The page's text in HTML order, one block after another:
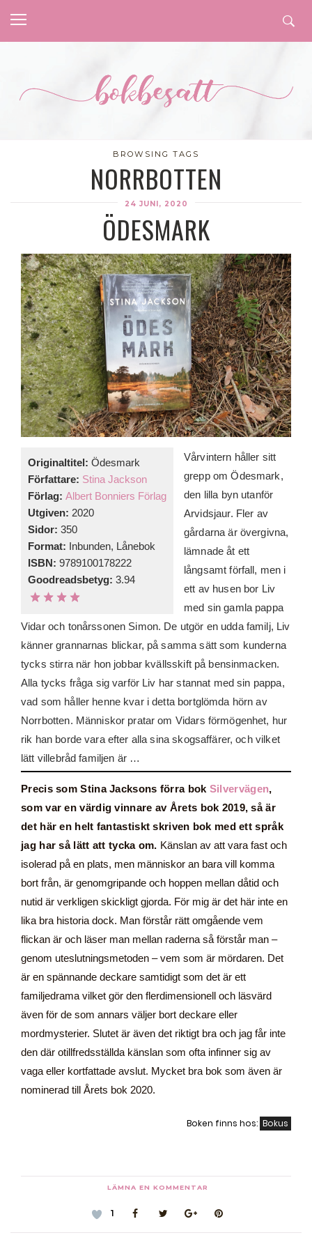
BROWSING TAGS
NORRBOTTEN
24 JUNI, 2020
ÖDESMARK
Originaltitel: Ödesmark
Författare: Stina Jackson
Förlag: Albert Bonniers Förlag
Utgiven: 2020
Sidor: 350
Format: Inbunden, Lånebok
ISBN: 9789100178222
Goodreadsbetyg: 3.94
Vårvintern håller sitt
grepp om Ödesmark,
den lilla byn utanför
Arvidsjaur. Fler av
gårdarna är övergivna,
lämnade åt ett
långsamt förfall, men i
ett av husen bor Liv
med sin gamla pappa
Vidar och tonårssonen Simon. De utgör en udda familj, Liv
känner grannarnas blickar, på samma sätt som kunderna
tycks stirra när hon jobbar kvällsskift på bensinmacken.
Alla tycks fråga sig varför Liv har stannat med sin pappa,
vad som håller henne kvar i detta bortglömda hörn av
Norrbotten. Människor pratar om Vidars förmögenhet, hur
rik han borde vara efter alla sina skogsaffärer, och vilket
lätt villebråd familjen är …
Precis som Stina Jacksons förra bok Silvervägen,
som var en värdig vinnare av Årets bok 2019, så är
det här en helt fantastiskt skriven bok med ett språk
jag har så lätt att tycka om. Känslan av att vara fast och
isolerad på en plats, men människor an bara vill komma
bort från, är genomgripande och hoppen mellan dåtid och
nutid är verkligen skickligt gjorda. För mig är det här inte en
lika bra historia dock. Man förstår rätt omgående vem
flickan är och läser man mellan raderna så förstår man –
genom uteslutningsmetoden – vem som är mördaren. Det
är en spännande deckare samtidigt som det är ett
familjedrama vilket gör den flerdimensionell och läsvärd
även för de som annars väljer bort deckare eller
mordmysterier. Slutet är även det riktigt bra och jag får inte
den där otillfredsställda känslan som ofta infinner sig av
vaga eller kortfattade avslut. Mycket bra bok som även är
nominerad till Årets bok 2020.
Boken finns hos: Bokus
LÄMNA EN KOMMENTAR
1